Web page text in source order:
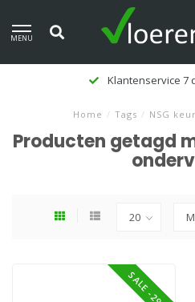
MENU
Klantenservice 7
Home / Tags / NSG
Producten getagd
SALE -29%